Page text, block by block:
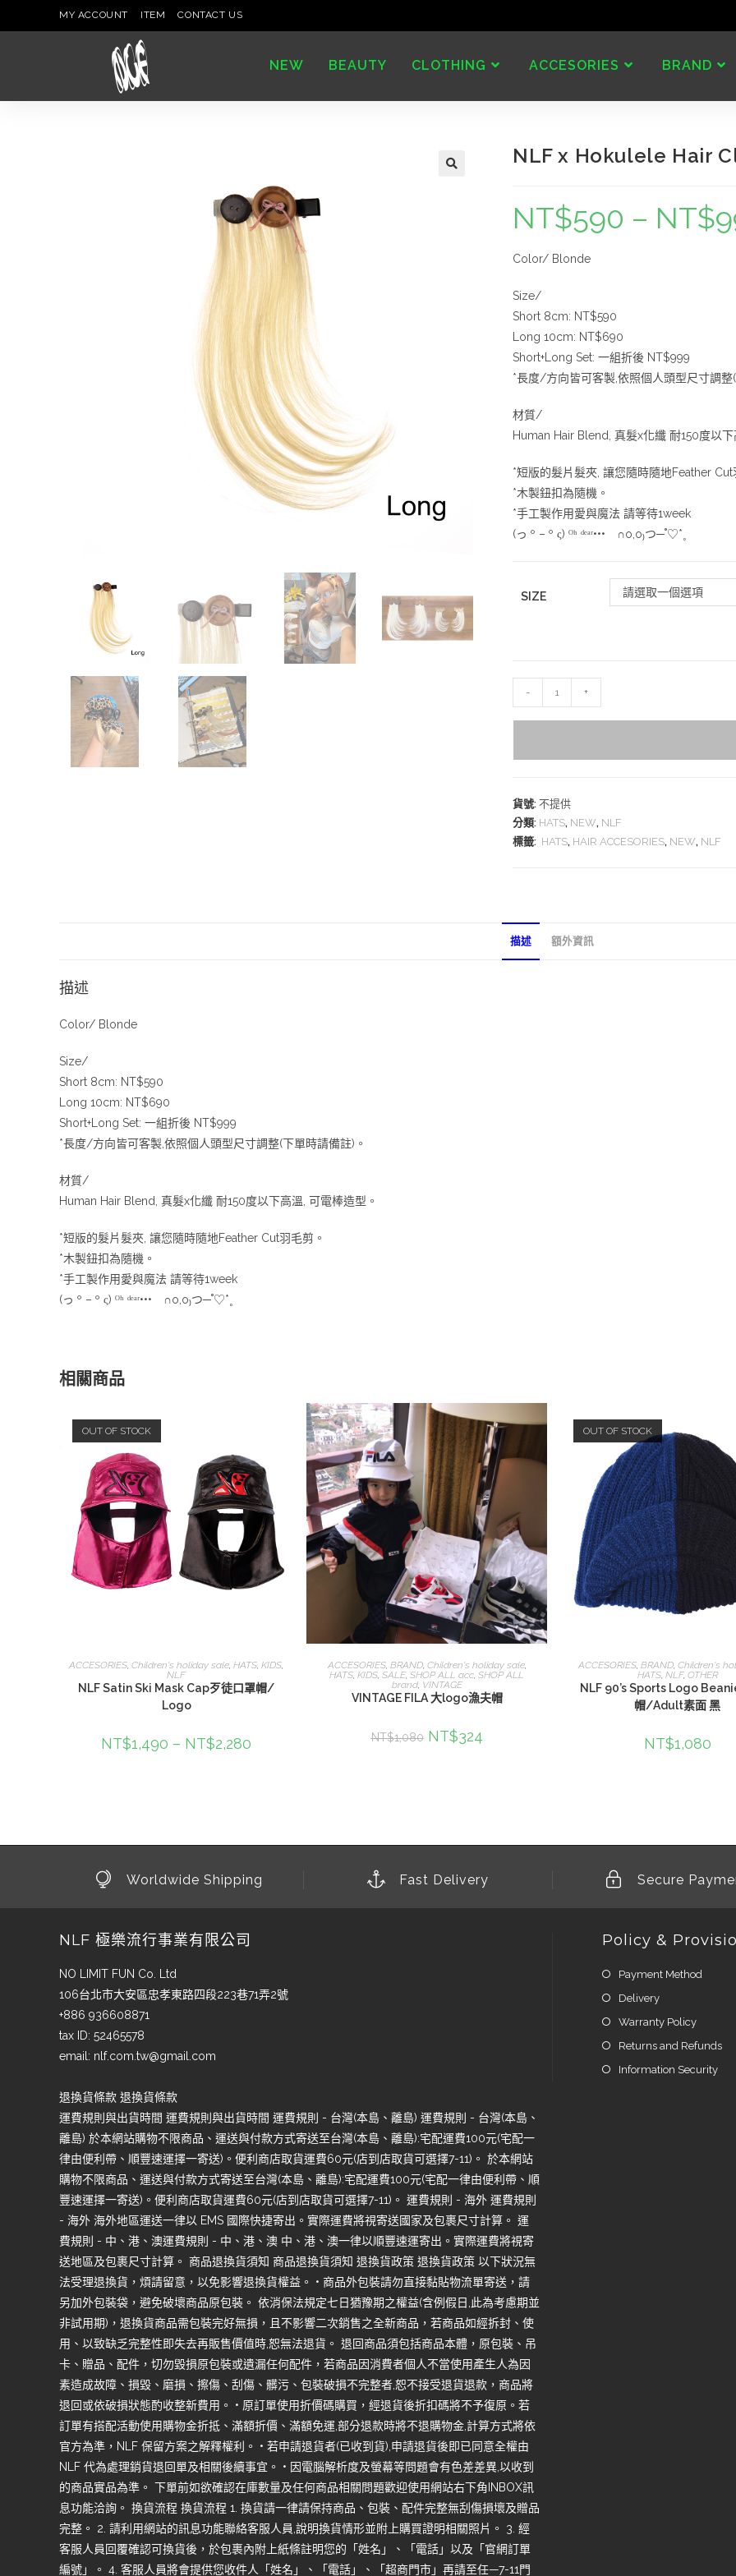
MY ACCOUNT ITEM CONTACT US
NEW BEAUTY CLOTHING ACCESORIES BRAND
NLF x Hokulele Hair
NT$590 – NT$
Color/ Blonde
Size/
Short 8cm: NT$590
Long 10cm: NT$690
Short+Long Set: 一組折後 NT$999
*長度/方向皆可客製,依照個人頭型尺寸調整
材質/
Human Hair Blend, 真髮x化纖 耐150度以下
*短版的髮片髮夾, 讓您隨時隨地Feather Cut
*木製鈕扣為隨機。
*手工製作用愛與魔法 請等待1week
(っ º – º ς) ᴼʰ ᵈᵉᵃʳ••• ∩o,o₎つ─˚♡*˳
SIZE 請選取一個選項
- +
貨號: 不提供
分類: HATS, NEW, NLF
標籤: HATS, HAIR ACCESORIES, NEW, NLF
描述 額外資訊
描述
Color/ Blonde
Size/
Short 8cm: NT$590
Long 10cm: NT$690
Short+Long Set: 一組折後 NT$999
*長度/方向皆可客製,依照個人頭型尺寸調整(下單時請備註)。
材質/
Human Hair Blend, 真髮x化纖 耐150度以下高溫, 可電棒造型。
*短版的髮片髮夾, 讓您隨時隨地Feather Cut羽毛剪。
*木製鈕扣為隨機。
*手工製作用愛與魔法 請等待1week
(っ º – º ς) ᴼʰ ᵈᵉᵃʳ••• ∩o,o₎つ─˚♡*˳
相關商品
OUT OF STOCK
選擇規格
ACCESORIES Children's holiday sale HATS KIDS
NLF
NLF Satin Ski Mask Cap歹徒口罩帽/
Logo
NT$1,490 – NT$2,280
加入購物車
ACCESORIES, BRAND, Children's holiday sale,
HATS KIDS SALE SHOP ALL acc SHOP ALL
brand, VINTAGE
VINTAGE FILA 大logo漁夫帽
NT$1,080 NT$324
OUT OF STOCK
查看內容
ACCESORIES, BRAND, Children's
HATS, NLF, OTHER
NLF 90’s Sports Logo
帽/Adult素面 黑
NT$1,080
Worldwide Shipping Fast Delivery Secure
NLF 極樂流行事業有限公司
NO LIMIT FUN Co. Ltd
106台北市大安區忠孝東路四段223巷71弄2號
+886 936608871
tax ID: 52465578
email: nlf.com.tw@gmail.com
退換貨條款 退換貨條款
運費規則與出貨時間 運費規則與出貨時間 運費規則 - 台灣(本島、離島) 運費規則 - 台灣(本島、
離島) 於本網站購物不限商品、運送與付款方式寄送至台灣(本島、離島):宅配運費100元(宅配一
律由便利帶、順豐速運擇一寄送)。便利商店取貨運費60元(店到店取貨可選擇7-11)。 於本網站
購物不限商品、運送與付款方式寄送至台灣(本島、離島):宅配運費100元(宅配一律由便利帶、順
豐速運擇一寄送)。便利商店取貨運費60元(店到店取貨可選擇7-11)。 運費規則 - 海外 運費規則
- 海外 海外地區運送一律以 EMS 國際快捷寄出。實際運費將視寄送國家及包裹尺寸計算。 運
費規則 - 中、港、澳運費規則 - 中、港、澳 中、港、澳一律以順豐速運寄出。實際運費將視寄
送地區及包裹尺寸計算。 商品退換貨須知 商品退換貨須知 退換貨政策 退換貨政策 以下狀況無
法受理退換貨，煩請留意，以免影響退換貨權益。 • 商品外包裝請勿直接黏貼物流單寄送，請
另加外包裝袋，避免破壞商品原包裝。 依消保法規定七日猶豫期之權益(含例假日,此為考慮期並
非試用期)，退換貨商品需包裝完好無損，且不影響二次銷售之全新商品，若商品如經拆封、使
用、以致缺乏完整性即失去再販售價值時,恕無法退貨。 退回商品須包括商品本體，原包裝、吊
卡、贈品、配件，切勿毀損原包裝或遺漏任何配件，若商品因消費者個人不當使用產生人為因
素造成故障、損毀、磨損、擦傷、刮傷、髒污、包裝破損不完整者,恕不接受退貨退款，商品將
退回或依破損狀態酌收整新費用。 • 原訂單使用折價碼購買，經退貨後折扣碼將不予復原。若
訂單有搭配活動使用購物金折抵、滿額折價、滿額免運,部分退款時將不退購物金,計算方式將依
官方為準，NLF 保留方案之解釋權利。 • 若申請退貨者(已收到貨),申請退貨後即已同意全權由
NLF 代為處理銷貨退回單及相關後續事宜。 • 因電腦解析度及螢幕等問題會有色差差異,以收到
的商品實品為準。 下單前如欲確認在庫數量及任何商品相關問題歡迎使用網站右下角INBOX訊
息功能洽詢。 換貨流程 換貨流程 1. 換貨請一律請保持商品、包裝、配件完整無刮傷損壞及贈品
完整。 2. 請利用網站的訊息功能聯絡客服人員,說明換貨情形並附上購買證明相關照片。 3. 經
客服人員回覆確認可換貨後，於包裹內附上紙條註明您的「姓名」、「電話」以及「官網訂單
編號」。 4. 客服人員將會提供您收件人「姓名」、「電話」、「超商門市」再請至任—7-11門
Policy &
Payment Method
Delivery
Warranty Policy
Returns and Refunds
Information Security